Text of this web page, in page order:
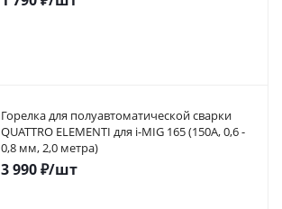
Горелка для полуавтоматической сварки
QUATTRO ELEMENTI для i-MIG 165 (150A, 0,6 -
0,8 мм, 2,0 метра)
3 990₽/шт